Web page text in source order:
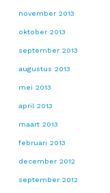
november 2013
oktober 2013
september 2013
augustus 2013
mei 2013
april 2013
maart 2013
februari 2013
december 2012
september 2012